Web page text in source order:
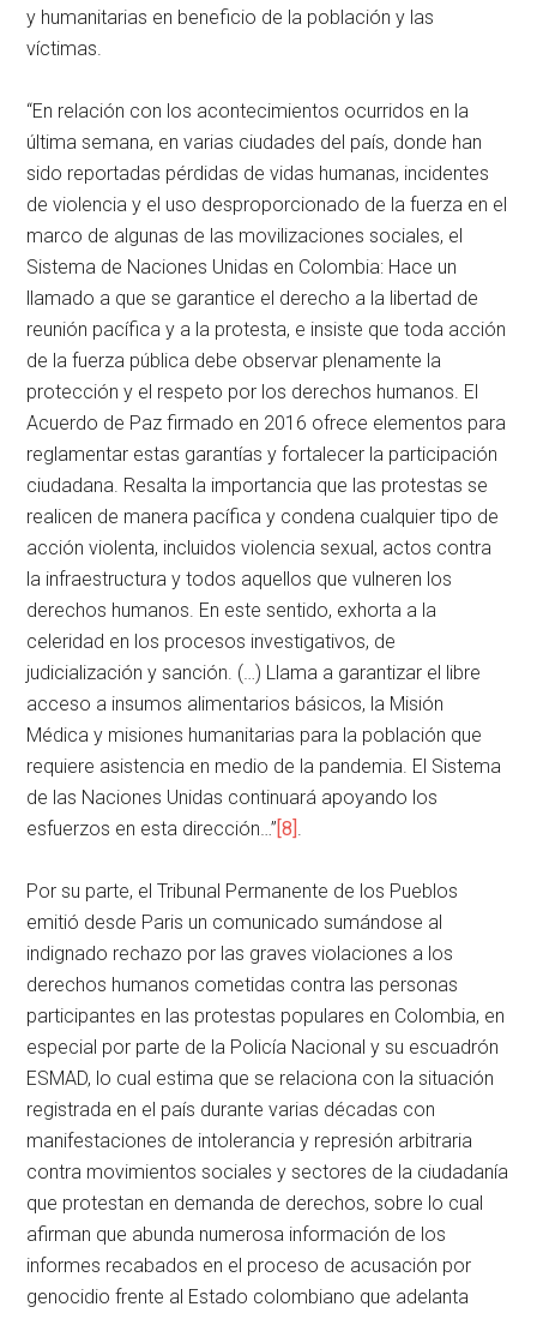
y humanitarias en beneficio de la población y las
víctimas.
“En relación con los acontecimientos ocurridos en la
última semana, en varias ciudades del país, donde han
sido reportadas pérdidas de vidas humanas, incidentes
de violencia y el uso desproporcionado de la fuerza en el
marco de algunas de las movilizaciones sociales, el
Sistema de Naciones Unidas en Colombia: Hace un
llamado a que se garantice el derecho a la libertad de
reunión pacífica y a la protesta, e insiste que toda acción
de la fuerza pública debe observar plenamente la
protección y el respeto por los derechos humanos. El
Acuerdo de Paz firmado en 2016 ofrece elementos para
reglamentar estas garantías y fortalecer la participación
ciudadana. Resalta la importancia que las protestas se
realicen de manera pacífica y condena cualquier tipo de
acción violenta, incluidos violencia sexual, actos contra
la infraestructura y todos aquellos que vulneren los
derechos humanos. En este sentido, exhorta a la
celeridad en los procesos investigativos, de
judicialización y sanción. (…) Llama a garantizar el libre
acceso a insumos alimentarios básicos, la Misión
Médica y misiones humanitarias para la población que
requiere asistencia en medio de la pandemia. El Sistema
de las Naciones Unidas continuará apoyando los
esfuerzos en esta dirección…” [8] .
Por su parte, el Tribunal Permanente de los Pueblos
emitió desde Paris un comunicado sumándose al
indignado rechazo por las graves violaciones a los
derechos humanos cometidas contra las personas
participantes en las protestas populares en Colombia, en
especial por parte de la Policía Nacional y su escuadrón
ESMAD, lo cual estima que se relaciona con la situación
registrada en el país durante varias décadas con
manifestaciones de intolerancia y represión arbitraria
contra movimientos sociales y sectores de la ciudadanía
que protestan en demanda de derechos, sobre lo cual
afirman que abunda numerosa información de los
informes recabados en el proceso de acusación por
genocidio frente al Estado colombiano que adelanta